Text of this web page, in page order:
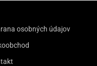
osobných údajov